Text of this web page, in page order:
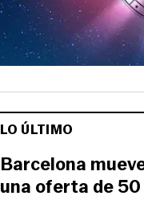
LO ÚLTIMO
Barcelona
una oferta de